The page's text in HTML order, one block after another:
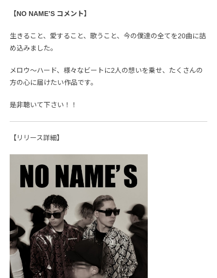
【NO NAME’S コメント】
生きること、愛すること、歌うこと、今の僕達の全てを20曲に詰
め込みました。
メロウ〜ハード、様々なビートに2人の想いを乗せ、たくさんの
方の心に届けたい作品です。
是非聴いて下さい！！
【リリース詳細】